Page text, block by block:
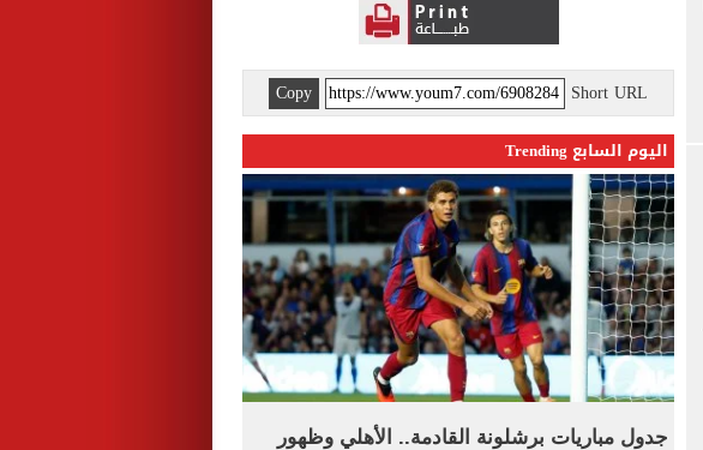
Short URL
Copy
اليوم السابع Trending
جدول مباريات برشلونة القادمة.. الأهلي وظهور